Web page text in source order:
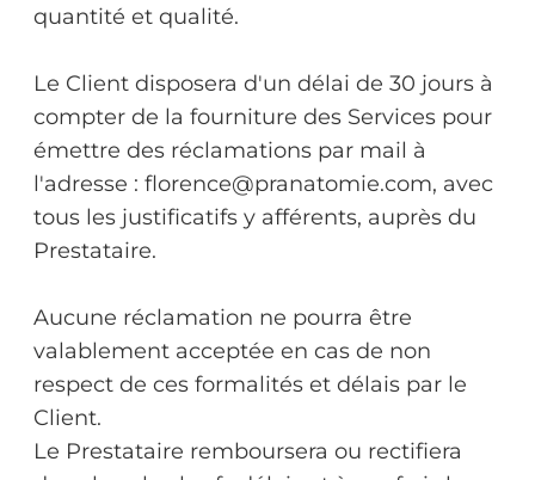
quantité et qualité.
Le Client disposera d'un délai de 30 jours à
compter de la fourniture des Services pour
émettre des réclamations par mail à
l'adresse : florence@pranatomie.com, avec
tous les justificatifs y afférents, auprès du
Prestataire.
Aucune réclamation ne pourra être
valablement acceptée en cas de non
respect de ces formalités et délais par le
Client.
Le Prestataire remboursera ou rectifiera